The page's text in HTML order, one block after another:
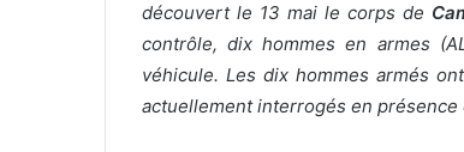
découvert le 13 mai le corps de
contrôle, dix hommes en armes
véhicule. Les dix hommes armés
actuellement interrogés en présence